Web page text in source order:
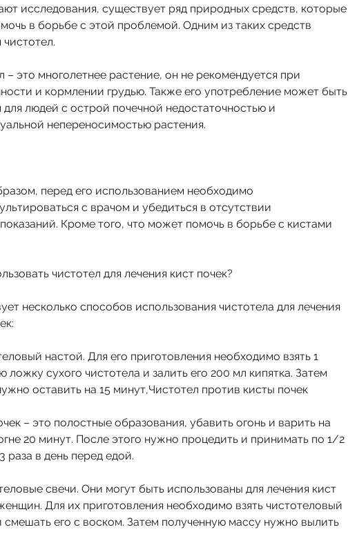
исследования, существует ряд природных средств, которые
в борьбе с этой проблемой. Одним из таких средств
чистотел.
– это многолетнее растение, он не рекомендуется при
и кормлении грудью. Также его употребление может быть
людей с острой почечной недостаточностью и
непереносимостью растения.
перед его использованием необходимо
с врачом и убедиться в отсутствии
Кроме того, что может помочь в борьбе с кистами
чистотел для лечения кист почек?
несколько способов использования чистотела для лечения
настой. Для его приготовления необходимо взять 1
ложку сухого чистотела и залить его 200 мл кипятка. Затем
оставить на 15 минут,Чистотел против кисты почек
– это полостные образования, убавить огонь и варить на
20 минут. После этого нужно процедить и принимать по 1/2
раза в день перед едой.
свечи. Они могут быть использованы для лечения кист
Для их приготовления необходимо взять чистотеловый
смешать его с воском. Затем полученную массу нужно вылить